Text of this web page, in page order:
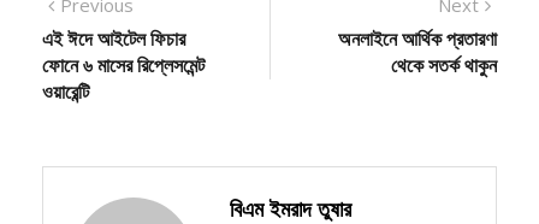
Post
navigation
Previous
post:
এই ঈদে আইটেল ফিচার
ফোনে ৬ মাসের রিপ্লেসমেন্ট
ওয়ারেন্টি
Next
post:
অনলাইনে আর্থিক প্রতারণা
থেকে সতর্ক থাকুন
বিএম ইমরাদ তুষার